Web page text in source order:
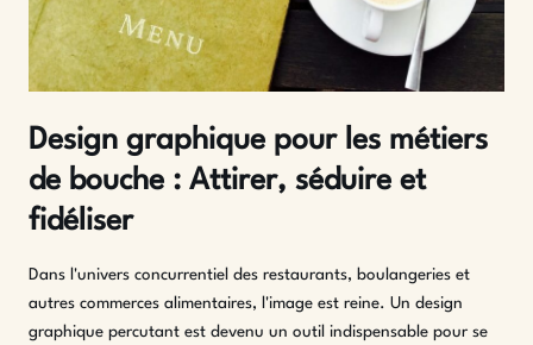
Design graphique pour les métiers
de bouche : Attirer, séduire et
fidéliser
Dans l'univers concurrentiel des restaurants, boulangeries et
autres commerces alimentaires, l'image est reine. Un design
graphique percutant est devenu un outil indispensable pour se